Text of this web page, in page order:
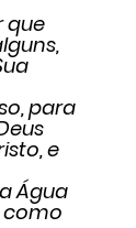
que
para
e
Água
como